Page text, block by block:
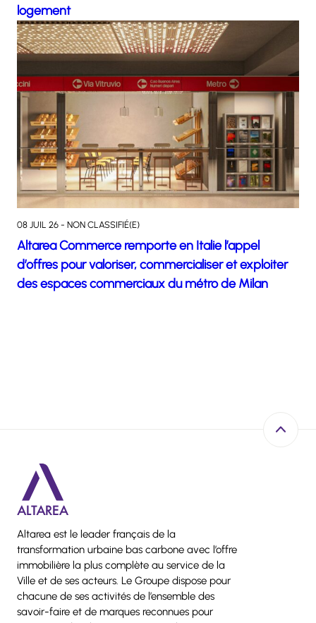
logement
08 JUIL 26 - NON CLASSIFIÉ(E)
Altarea Commerce remporte en Italie l’appel
d’offres pour valoriser, commercialiser et exploiter
des espaces commerciaux du métro de Milan
Altarea est le leader français de la
transformation urbaine bas carbone avec l’offre
immobilière la plus complète au service de la
Ville et de ses acteurs. Le Groupe dispose pour
chacune de ses activités de l’ensemble des
savoir-faire et de marques reconnues pour
Retour